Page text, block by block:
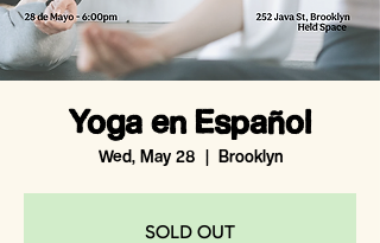
Yoga en Español
Wed, May 28 Brooklyn
SOLD OUT